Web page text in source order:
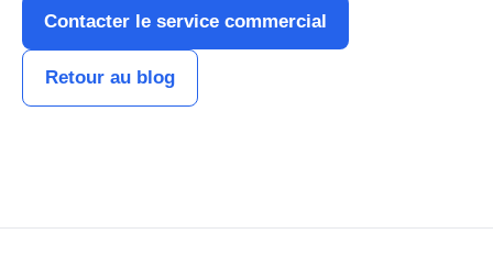
Contacter le service commercial
Retour au blog